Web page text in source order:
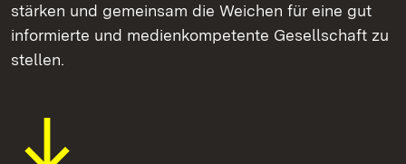
stärken und gemeinsam die Weichen für eine gut
informierte und medienkompetente Gesellschaft zu
stellen.